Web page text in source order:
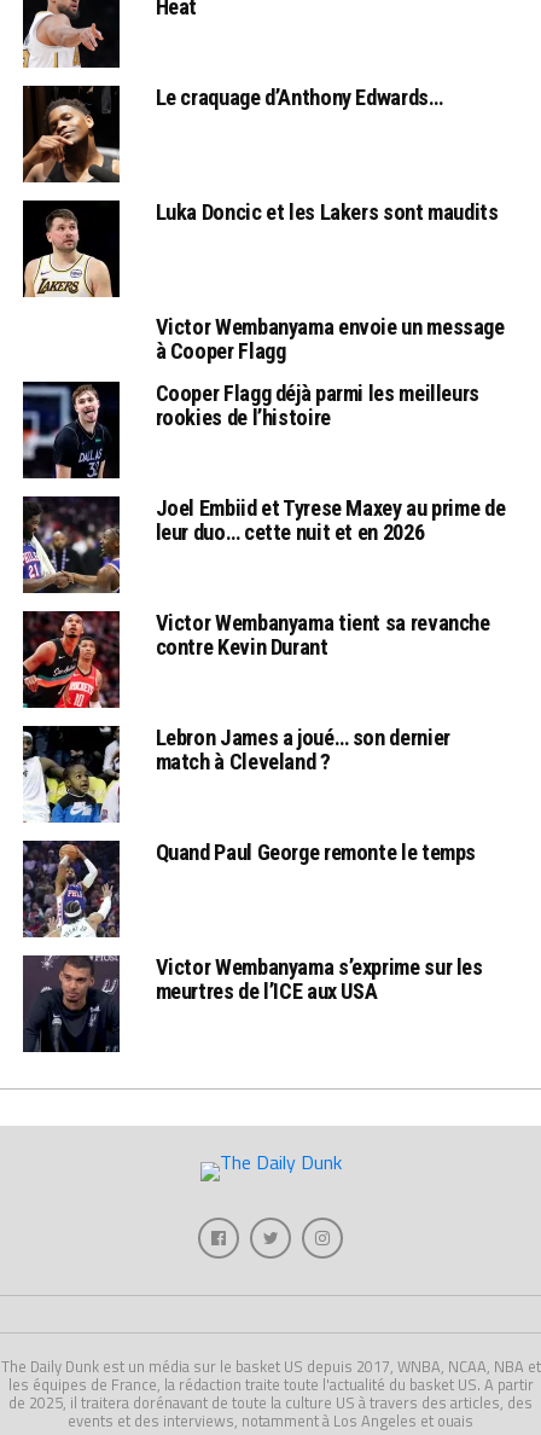
Heat
Le craquage d’Anthony Edwards…
Luka Doncic et les Lakers sont maudits
Victor Wembanyama envoie un message
à Cooper Flagg
Cooper Flagg déjà parmi les meilleurs
rookies de l’histoire
Joel Embiid et Tyrese Maxey au prime de
leur duo… cette nuit et en 2026
Victor Wembanyama tient sa revanche
contre Kevin Durant
Lebron James a joué… son dernier
match à Cleveland ?
Quand Paul George remonte le temps
Victor Wembanyama s’exprime sur les
meurtres de l’ICE aux USA
The Daily Dunk est un média sur le basket US depuis 2017, WNBA, NCAA, NBA et
les équipes de France, la rédaction traite toute l'actualité du basket US. A partir
de 2025, il traitera dorénavant de toute la culture US à travers des articles, des
events et des interviews, notamment à Los Angeles et ouais